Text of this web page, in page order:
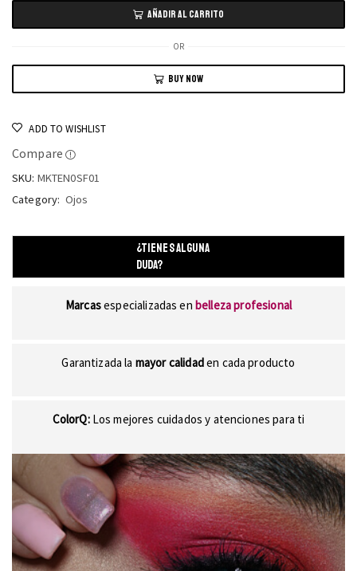
AÑADIR AL CARRITO
OR
BUY NOW
ADD TO WISHLIST
Compare
SKU: MKTEN0SF01
Category: Ojos
¿TIENES ALGUNA
DUDA?
Marcasespecializadas en belleza profesional
Garantizada la mayor calidaden cada producto
ColorQ:Los mejores cuidados y atenciones para ti